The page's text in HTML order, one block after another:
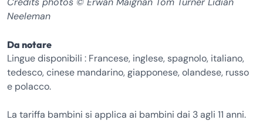
Neeleman
Da notare
Lingue disponibili : Francese, inglese, spagnolo, italiano,
tedesco, cinese mandarino, giapponese, olandese, russo
e polacco.
La tariffa bambini si applica ai bambini dai 3 agli 11 anni.